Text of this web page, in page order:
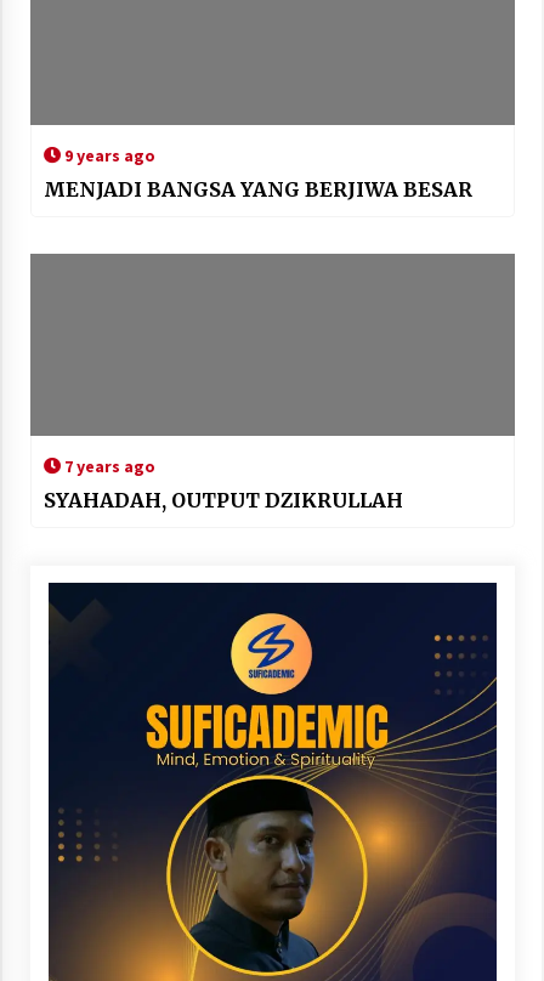
9 years ago
MENJADI BANGSA YANG BERJIWA BESAR
7 years ago
SYAHADAH, OUTPUT DZIKRULLAH